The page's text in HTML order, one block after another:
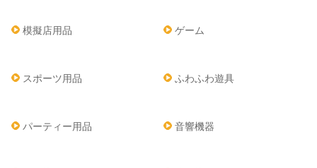
模擬店用品 ゲーム
スポーツ用品 ふわふわ遊具
パーティー用品 音響機器